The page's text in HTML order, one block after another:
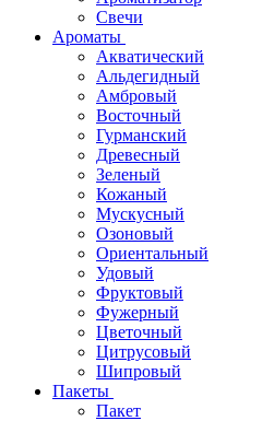
Свечи
Ароматы
Акватический
Альдегидный
Амбровый
Восточный
Гурманский
Древесный
Зеленый
Кожаный
Мускусный
Озоновый
Ориентальный
Удовый
Фруктовый
Фужерный
Цветочный
Цитрусовый
Шипровый
Пакеты
Пакет